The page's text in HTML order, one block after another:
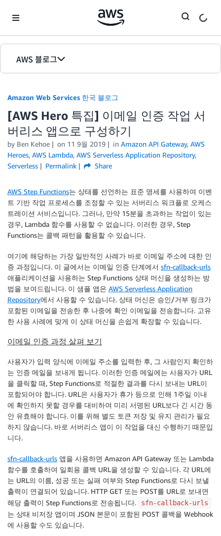
AWS 블로그
홈
에디션
Amazon Web Services 한국 블로그
[AWS Hero 특집] 이메일 인증 작업 서
버리스 앱으로 구성하기
by Ben Kehoe on 11 9월 2019 in Amazon API Gateway, AWS
Heroes, AWS Lambda, AWS Serverless Application Repository,
Serverless
Permalink Share
AWS Step Functions는 상태를 선언하는 표준 명세를 사용하여 이벤
트 기반 작업 프로세스를 조정할 수 있는 서버리스 워크플로 오케스
트레이션 서비스입니다. 그러나, 만약 15분을 초과하는 작업이 있는
경우, Lambda 함수를 사용할 수 없습니다. 이러한 경우, Step
Functions는 콜백 패턴을 활용할 수 있습니다.
여기에 해당하는 가장 일반적인 사례가 바로 이메일 주소에 대한 인
증 과정입니다. 이 글에서는 이메일 인증 단계에서 sfn-callback-urls
애플리케이션을 사용하는 Step Functions 상태 머신을 생성하는 방
법을 보여드립니다. 이 샘플 앱은 AWS Serverless Application
Repository에서 사용할 수 있습니다. 상태 머신은 승인/거부 링크가
포함된 이메일을 전송한 후 나중에 확인 이메일을 전송합니다. 고유
한 사용 사례에 맞게 이 상태 머신을 손쉽게 확장할 수 있습니다.
이메일 인증 과정 살펴 보기
사용자가 입력 양식에 이메일 주소를 입력한 후, 그 사람인지 확인하
는 인증 메일을 보내게 됩니다. 이러한 인증 메일에는 사용자가 URL
을 클릭할 때, Step Functions로 적절한 결과를 다시 보내는 URL이
포함되어야 합니다. URL은 사용자가 휴가 등으로 인해 1주일 이내
에 확인하지 못할 경우를 대비하여 미리 서명된 URL보다 긴 시간 동
안 유효해야 합니다. 이를 위해 별도 토큰 저장 및 유지 관리가 필요
하지 않습니다. 바로 서버리스 앱이 이 작업을 대신 수행하기 때문입
니다.
sfn-callback-urls 앱을 사용하면 Amazon API Gateway 또는 Lambda
함수를 호출하여 일회용 콜백 URL을 생성할 수 있습니다. 각 URL에
는 URL의 이름, 성공 또는 실패 여부와 Step Functions로 다시 보낼
출력이 연결되어 있습니다. HTTP GET 또는 POST를 URL로 보내면
해당 출력이 Step Functions로 전송됩니다.
sfn-callback-urls
는 상태 비저장 앱이며 JSON 본문이 포함된 POST 콜백을 Webhook
에 사용할 수도 있습니다.